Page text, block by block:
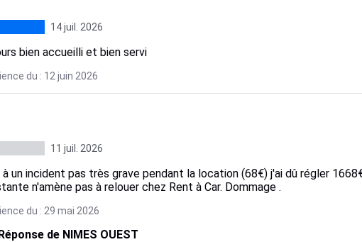
14 juil. 2026
bien accueilli et bien servi
du : 12 juin 2026
11 juil. 2026
un incident pas très grave pendant la location (68€) j'ai dû régler
n'amène pas à relouer chez Rent à Car. Dommage .
du : 29 mai 2026
de NIMES OUEST